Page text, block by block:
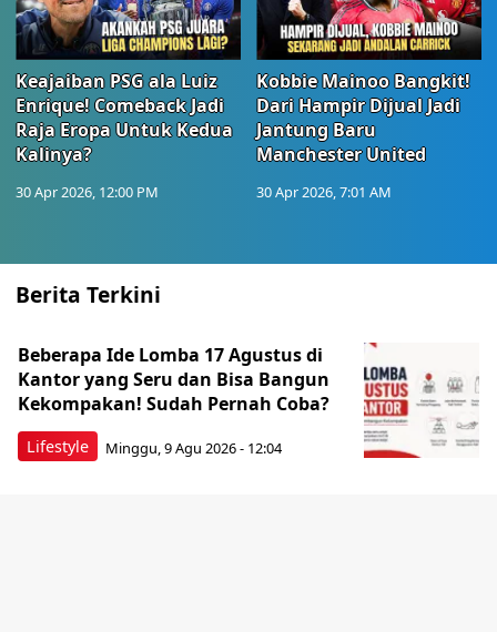
Keajaiban PSG ala Luiz
Enrique! Comeback Jadi
Raja Eropa Untuk Kedua
Kalinya?
30 Apr 2026, 12:00 PM
Kobbie Mainoo Bangkit!
Dari Hampir Dijual Jadi
Jantung Baru
Manchester United
30 Apr 2026, 7:01 AM
Berita Terkini
Lifestyle
Beberapa Ide Lomba 17 Agustus di
Kantor yang Seru dan Bisa Bangun
Kekompakan! Sudah Pernah Coba?
Minggu, 9 Agu 2026 - 12:04